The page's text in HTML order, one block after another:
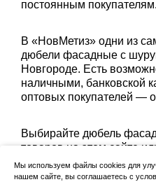
постоянным покупателям.
В «НовМетиз» одни из
дюбели фасадные с
Новгороде. Есть
наличными, банковской
оптовых покупателей —
Выбирайте дюбель
товаров на этом сайте
адресу: Великий
(по будням с 9:00 до
Мы используем файлы cookies для
нашем сайте, вы соглашаетесь с